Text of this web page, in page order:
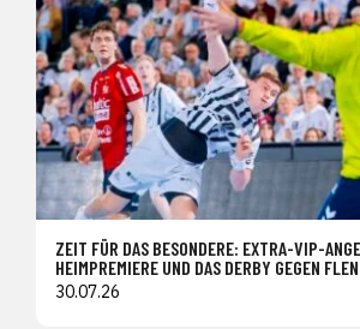
ZEIT FÜR DAS BESONDERE: EXTRA-VIP-
HEIMPREMIERE UND DAS DERBY GEGEN
30.07.26